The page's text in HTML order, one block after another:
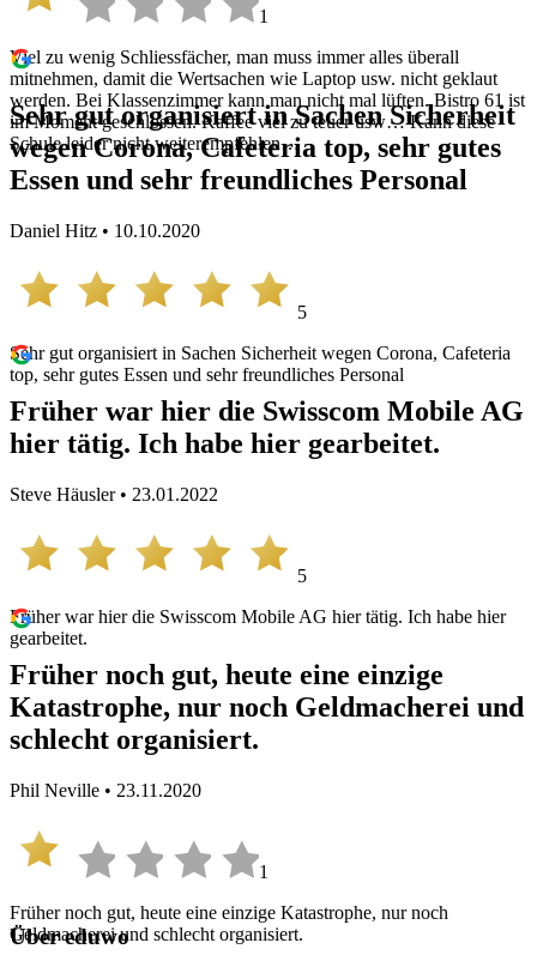
1
Viel zu wenig Schliessfächer, man muss immer alles überall
mitnehmen, damit die Wertsachen wie Laptop usw. nicht geklaut
werden. Bei Klassenzimmer kann man nicht mal lüften. Bistro 61 ist
im Moment geschlossen. Kaffee viel zu teuer usw… Kann diese
Schule leider nicht weiterempfehlen…
Sehr gut organisiert in Sachen Sicherheit
wegen Corona, Cafeteria top, sehr gutes
Essen und sehr freundliches Personal
Daniel Hitz • 10.10.2020
5
Sehr gut organisiert in Sachen Sicherheit wegen Corona, Cafeteria
top, sehr gutes Essen und sehr freundliches Personal
Früher war hier die Swisscom Mobile AG
hier tätig. Ich habe hier gearbeitet.
Steve Häusler • 23.01.2022
5
Früher war hier die Swisscom Mobile AG hier tätig. Ich habe hier
gearbeitet.
Früher noch gut, heute eine einzige
Katastrophe, nur noch Geldmacherei und
schlecht organisiert.
Phil Neville • 23.11.2020
1
Früher noch gut, heute eine einzige Katastrophe, nur noch
Geldmacherei und schlecht organisiert.
Über eduwo